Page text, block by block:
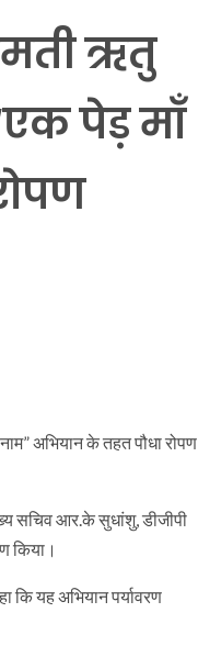
ऋतु
पेड़ माँ
अभियान के तहत पौधा रोपण
सचिव आर.के सुधांशु, डीजीपी
किया।
यह अभियान पर्यावरण